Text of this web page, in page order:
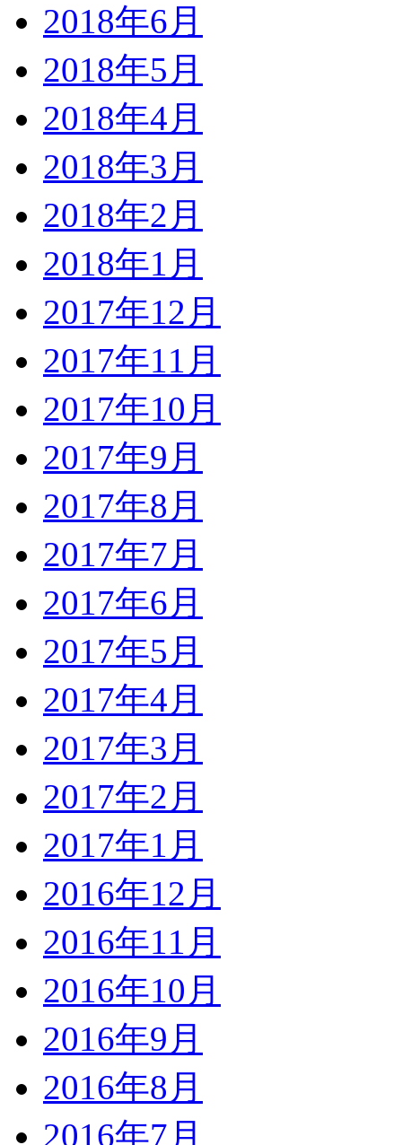
2018年6月
2018年5月
2018年4月
2018年3月
2018年2月
2018年1月
2017年12月
2017年11月
2017年10月
2017年9月
2017年8月
2017年7月
2017年6月
2017年5月
2017年4月
2017年3月
2017年2月
2017年1月
2016年12月
2016年11月
2016年10月
2016年9月
2016年8月
2016年7月